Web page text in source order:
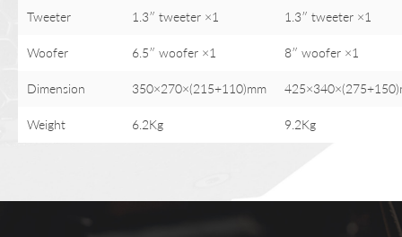
Tweeter 1.3″ tweeter ×1 1.3″ tweeter ×1
Woofer 6.5″ woofer ×1 8″ woofer ×1
Dimension 350×270×(215+110)mm
Weight 6.2Kg 9.2Kg